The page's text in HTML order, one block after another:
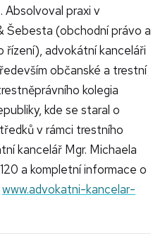
Absolvoval praxi v
Šebesta (obchodní právo a
řízení), advokátní kanceláři
občanské a trestní
kolegia
kde se staral o
v rámci trestního
kancelář Mgr. Michaela
a kompletní informace o
www.advokatni-kancelar-